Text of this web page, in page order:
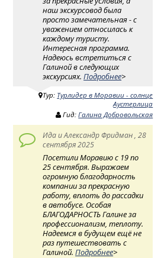
наш экскурсовод была
просто замечательная - с
уважением относилась к
каждому туристу.
Интересная программа.
Надеюсь встретиться с
Галиной в следующих
экскурсиях.Подробнее>
Тур: Турлидер в Моравии - солнце
Аустерлица
Гид:Галина Добровольская
Ида и Александр Фридман , 28
сентября 2025
Посетили Моравию с 19 по
25 сентября. Выражаем
огромную благодарность
компании за прекрасную
работу, вплоть до рассадки
в автобусе. Особая
БЛАГОДАРНОСТЬ Галине за
профессионализм, теплоту.
Надеемся в будущем ещё не
раз путешествовать с
Галиной.Подробнее>